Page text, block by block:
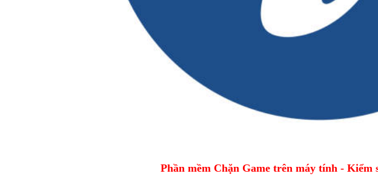
Phần mềm Chặn Game trên máy tính - Kiểm